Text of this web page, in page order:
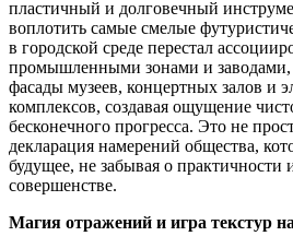
пластичный и долговечный
воплотить самые смелые
в городской среде перестал
промышленными зонами и заводами,
фасады музеев, концертных залов и
комплексов, создавая ощущение
бесконечного прогресса. Это не
декларация намерений общества,
будущее, не забывая о практичности
совершенстве.
Магия отражений и игра текстур